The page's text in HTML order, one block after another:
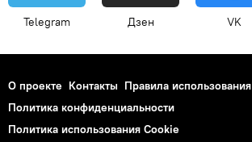
Telegram Дзен VK
О проекте Контакты Правила использования
Политика конфиденциальности
Политика использования Cookie